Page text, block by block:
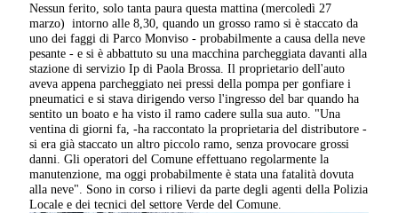
Nessun ferito, solo tanta paura questa mattina (mercoledì 27
marzo) intorno alle 8,30, quando un grosso ramo si è staccato da
uno dei faggi di Parco Monviso - probabilmente a causa della neve
pesante - e si è abbattuto su una macchina parcheggiata davanti alla
stazione di servizio Ip di Paola Brossa. Il proprietario dell'auto
aveva appena parcheggiato nei pressi della pompa per gonfiare i
pneumatici e si stava dirigendo verso l'ingresso del bar quando ha
sentito un boato e ha visto il ramo cadere sulla sua auto. "Una
ventina di giorni fa, -ha raccontato la proprietaria del distributore -
si era già staccato un altro piccolo ramo, senza provocare grossi
danni. Gli operatori del Comune effettuano regolarmente la
manutenzione, ma oggi probabilmente è stata una fatalità dovuta
alla neve". Sono in corso i rilievi da parte degli agenti della Polizia
Locale e dei tecnici del settore Verde del Comune.